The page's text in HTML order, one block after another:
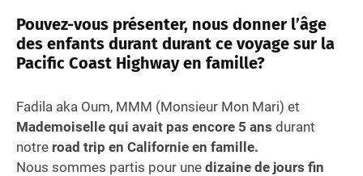
Pouvez-vous présenter, nous donner l’âge
des enfants durant durant ce voyage sur la
Pacific Coast Highway en famille?
Fadila aka Oum, MMM (Monsieur Mon Mari) et
Mademoiselle qui avait pas encore 5 ans durant
notre road trip en Californie en famille.
Nous sommes partis pour une dizaine de jours fin